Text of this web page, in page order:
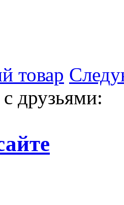
товар
друзьями: